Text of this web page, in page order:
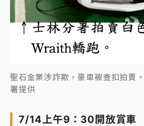
聖石金業涉詐欺，豪車被查扣拍賣
署提供
7/14上午9：30開放賞車